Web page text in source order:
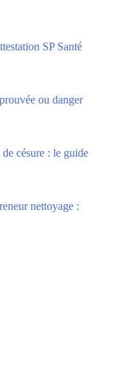
SP Santé
ou danger
césure : le guide
nettoyage :